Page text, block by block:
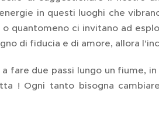
in questi luoghi che
ci invitano ad
di fiducia e di amore, allora
fare due passi lungo un fiume,
! Ogni tanto bisogna